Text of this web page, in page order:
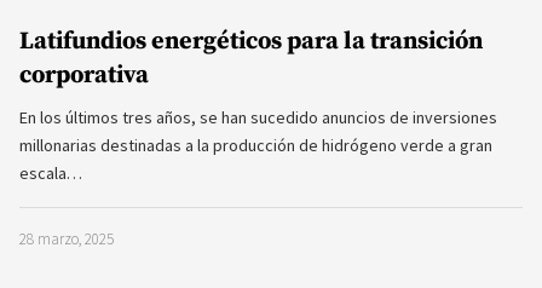
Latifundios energéticos para la transición
corporativa
En los últimos tres años, se han sucedido anuncios de inversiones
millonarias destinadas a la producción de hidrógeno verde a gran
escala…
28 marzo, 2025